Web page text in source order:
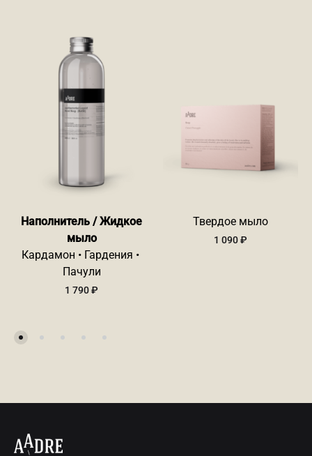
Наполнитель / Жидкое
мыло
Кардамон • Гардения •
Пачули
1 790₽
Твердое мыло
1 090₽